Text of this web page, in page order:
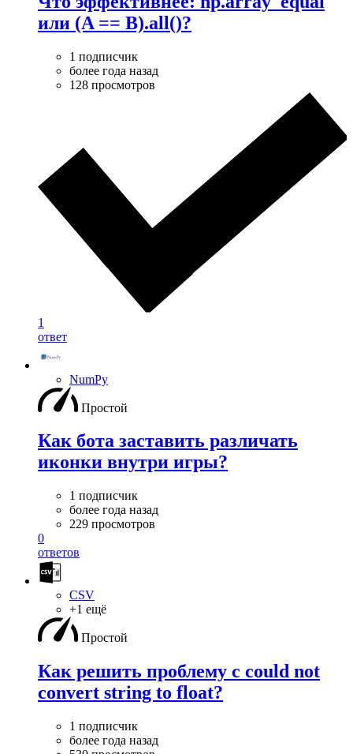
или (A == B).all()?
1 подписчик
более года назад
128 просмотров
1
ответ
NumPy
Простой
Как бота заставить различать
иконки внутри игры?
1 подписчик
более года назад
229 просмотров
0
ответов
CSV
+1 ещё
Простой
Как решить проблему с could not
convert string to float?
1 подписчик
более года назад